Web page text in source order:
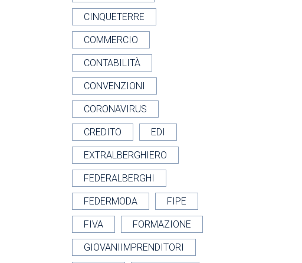
CINQUETERRE
COMMERCIO
CONTABILITÀ
CONVENZIONI
CORONAVIRUS
CREDITO EDI
EXTRALBERGHIERO
FEDERALBERGHI
FEDERMODA FIPE
FIVA FORMAZIONE
GIOVANIIMPRENDITORI